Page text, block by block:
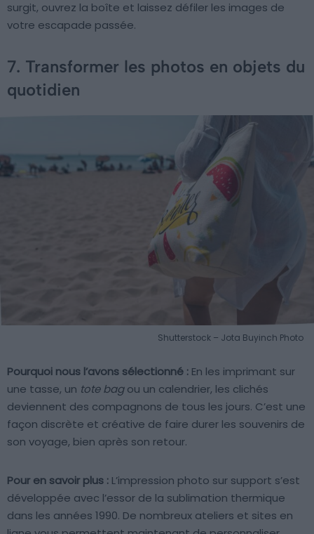
surgit, ouvrez la boîte et laissez défiler les images de
votre escapade passée.
7. Transformer les photos en objets du
quotidien
Shutterstock – Jota Buyinch Photo
Pourquoi nous l’avons sélectionné : En les imprimant sur
une tasse, un tote bagou un calendrier, les clichés
deviennent des compagnons de tous les jours. C’est une
façon discrète et créative de faire durer les souvenirs de
son voyage, bien après son retour.
Pour en savoir plus : L’impression photo sur support s’est
développée avec l’essor de la sublimation thermique
dans les années 1990. De nombreux ateliers et sites en